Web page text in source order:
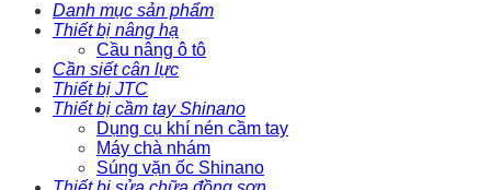
Danh mục sản phẩm
Thiết bị nâng hạ
Cầu nâng ô tô
Cần siết cân lực
Thiết bị JTC
Thiết bị cầm tay Shinano
Dụng cụ khí nén cầm tay
Máy chà nhám
Súng vặn ốc Shinano